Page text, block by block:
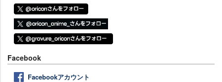
Facebook
Facebookアカウント